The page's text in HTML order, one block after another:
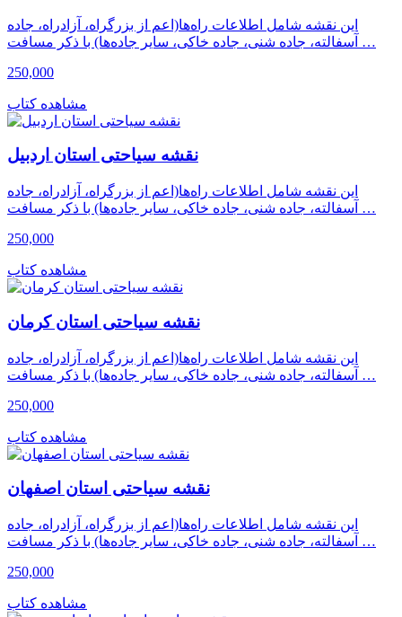
این نقشه شامل اطلاعات راه‌ها(اعم از بزرگراه، آزادراه، جاده
آسفالته، جاده شنی، جاده خاکی، سایر جاده‌ها) با ذکر مسافت …
250,000
مشاهده کتاب
نقشه سیاحتی استان اردبیل
این نقشه شامل اطلاعات راه‌ها(اعم از بزرگراه، آزادراه، جاده
آسفالته، جاده شنی، جاده خاکی، سایر جاده‌ها) با ذکر مسافت …
250,000
مشاهده کتاب
نقشه سیاحتی استان کرمان
این نقشه شامل اطلاعات راه‌ها(اعم از بزرگراه، آزادراه، جاده
آسفالته، جاده شنی، جاده خاکی، سایر جاده‌ها) با ذکر مسافت …
250,000
مشاهده کتاب
نقشه سیاحتی استان اصفهان
این نقشه شامل اطلاعات راه‌ها(اعم از بزرگراه، آزادراه، جاده
آسفالته، جاده شنی، جاده خاکی، سایر جاده‌ها) با ذکر مسافت …
250,000
مشاهده کتاب